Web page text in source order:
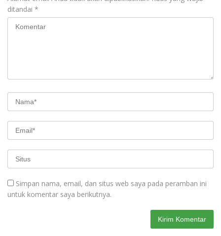
ditandai *
Simpan nama, email, dan situs web saya pada peramban ini
untuk komentar saya berikutnya.